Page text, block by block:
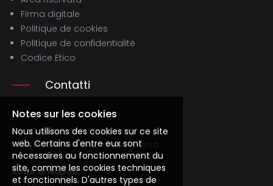
Firma digitale
Politique de cookies
Politique de confidentialité
Codice Etico
Contatti
Per qualsiasi informazione,
rivolgiti alla tua filale di riferimento.
Sede di Napoli
Notes sur les cookies
Nous utilisons des cookies sur ce site
web. Certains d'entre eux sont
nécessaires au fonctionnement du
site, comme les cookies techniques
et fonctionnels. D'autres types de